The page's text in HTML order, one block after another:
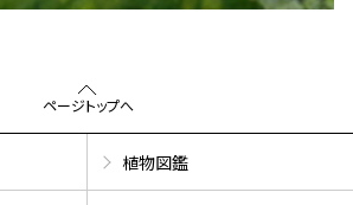
ページトップへ
植物図鑑